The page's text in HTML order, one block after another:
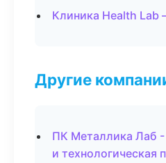
Клиника Health
Другие
ПК Металлика Лаб
и технологическая